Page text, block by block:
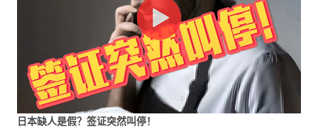
日本缺人是假？签证突然叫停！